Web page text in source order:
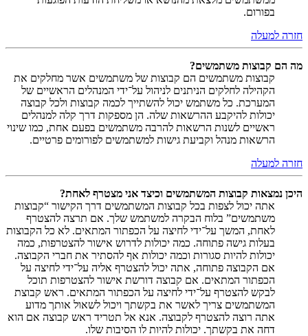
בפורום.
חזרה למעלה
מה הם קבוצות משתמשים?
קבוצות משתמשים הם קבוצות של משתמשים אשר מחלקים את
הקהילה לחלקים הניתנים לניהול על־ידי המנהלים הראשיים של
המערכת. כל משתמש יכול להשתייך לכמה קבוצות ולכל קבוצה
יכולות להיקבע ההרשאות שלה. הן מספקות דרך קלה למנהלים
ראשיים לשנות הרשאות להרבה משתמשים בפעם אחת, כמו שינוי
הרשאות מנהל וקביעת גישות למשתמשים לפורומים פרטיים.
חזרה למעלה
היכן נמצאות קבוצות המשתמשים וכיצד אני מצטרף לאחת?
אתה יכול לצפות בכל קבוצות המשתמשים דרך הקישור “קבוצות
משתמשים” בלוח הבקרה למשתמש שלך. אם תרצה להצטרף
לאחת, המשך על־ידי לחיצה על הכפתור המתאים. לא כל הקבוצות
בעלות גישה פתוחה. כמה יכולות לדרוש אישור להצטרפות, כמה
יכולות להיות סגורות וכמה יכולות אף להסתיר את חברי הקבוצה.
אם הקבוצה פתוחה, אתה יכול להצטרף אליה על־ידי לחיצה על
הכפתור המתאים. אם קבוצה דורשת אישור להצטרפות תוכל
לבקש להצטרף על־ידי לחיצה על הכפתור המתאים. ראש קבוצת
המשתמשים צריך לאשר את בקשתך ויכול לשאול אותך מדוע
אתה רוצה להצטרף לקבוצה. אנא אל תטריד ראש קבוצה אם הוא
דחה את בקשתך. יכולות להיות לו הסיבות שלו.